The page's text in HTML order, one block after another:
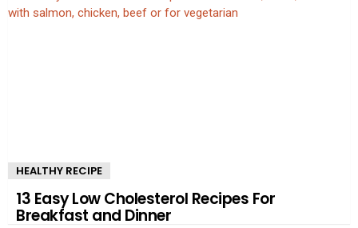
HEALTHY RECIPE
13 Easy Low Cholesterol Recipes For
Breakfast and Dinner